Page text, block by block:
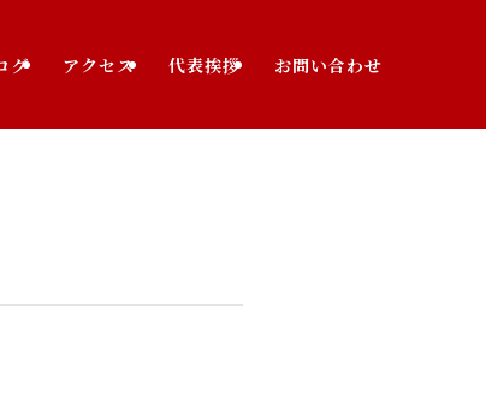
グ アクセス 代表挨拶 お問い合わせ